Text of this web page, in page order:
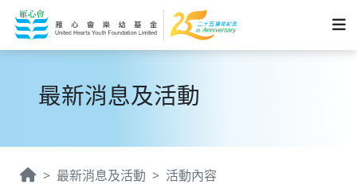
最新消息及活動
最新消息及活動 活動內容